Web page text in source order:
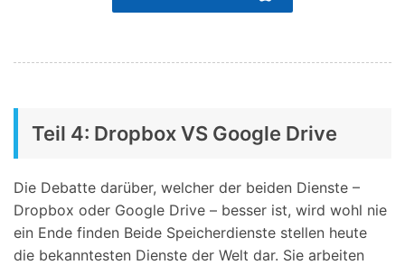
Teil 4: Dropbox VS Google Drive
Die Debatte darüber, welcher der beiden Dienste –
Dropbox oder Google Drive – besser ist, wird wohl nie
ein Ende finden Beide Speicherdienste stellen heute
die bekanntesten Dienste der Welt dar. Sie arbeiten